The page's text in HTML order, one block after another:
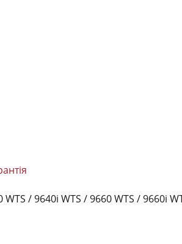
/ 9640i WTS / 9660 WTS / 9660i